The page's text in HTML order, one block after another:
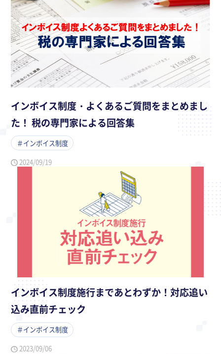
インボイス制度・よくあるご質問をまとめまし
た！ 税の専門家による回答集
＃インボイス制度
2024/09/19
インボイス制度施行まであとわずか！対応追い
込み直前チェック
＃インボイス制度
2023/09/06